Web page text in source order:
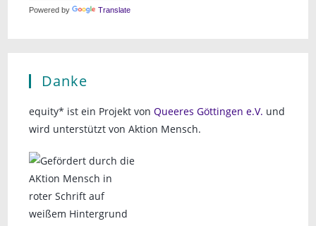
Powered by Translate
Danke
equity* ist ein Projekt vonQueeres Göttingen e.V. und
wird unterstützt von Aktion Mensch.